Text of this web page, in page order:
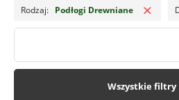
Ściany
Super
Rodzaj Podłogi Drewniane
Wszystkie filtry